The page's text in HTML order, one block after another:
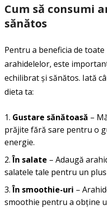
Cum să consumi
sănătos
Pentru a beneficia de
arahidelelor, este
echilibrat și sănătos. Iată
dieta ta:
Gustare sănătoasă –
prăjite fără sare pentru o
energie.
În salate – Adaugă
salatele tale pentru un
În smoothie-uri –
smoothie pentru a obține